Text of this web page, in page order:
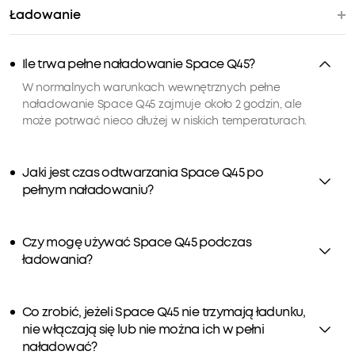
Ładowanie
Ile trwa pełne naładowanie Space Q45?
W normalnych warunkach wewnętrznych pełne
naładowanie Space Q45 zajmuje około 2 godzin, ale
może potrwać nieco dłużej w niskich temperaturach.
Jaki jest czas odtwarzania Space Q45 po
pełnym naładowaniu?
Czy mogę używać Space Q45 podczas
ładowania?
Co zrobić, jeżeli Space Q45 nie trzymają ładunku,
nie włączają się lub nie można ich w pełni
naładować?